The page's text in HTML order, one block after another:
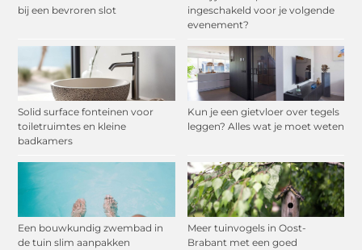
bij een bevroren slot
ingeschakeld voor je volgende
evenement?
Solid surface fonteinen voor
toiletruimtes en kleine
badkamers
Kun je een gietvloer over tegels
leggen? Alles wat je moet weten
Een bouwkundig zwembad in
de tuin slim aanpakken
Meer tuinvogels in Oost-
Brabant met een goed